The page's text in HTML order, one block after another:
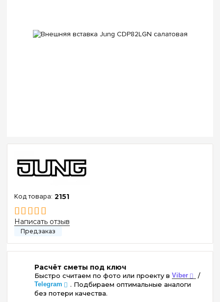
2151
Написать отзыв
Расчёт сметы под ключ
Быстро считаем по фото или проекту в Viber /
Telegram
. Подбираем оптимальные аналоги
без потери качества.